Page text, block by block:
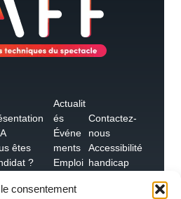
consentement
êtes
?
?
Actualit
és
Événe
ments
Emploi
Témoig
Contactez-
nous
Accessibilité
handicap